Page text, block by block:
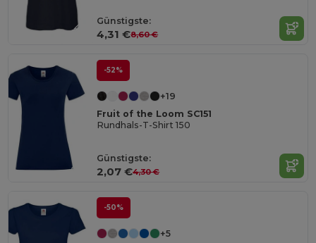
Günstigste:
4,31 €8,60 €
-52%
+19
Fruit of the Loom SC151
Rundhals-T-Shirt 150
Günstigste:
2,07 €4,30 €
-50%
+5